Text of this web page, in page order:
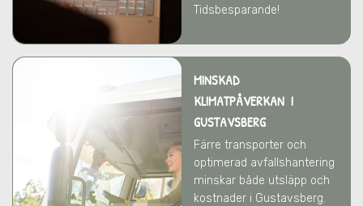
Tidsbesparande!
MINSKAD
KLIMATPÅVERKAN I
GUSTAVSBERG
Färre transporter och
optimerad avfallshantering
minskar både utsläpp och
kostnader i Gustavsberg.